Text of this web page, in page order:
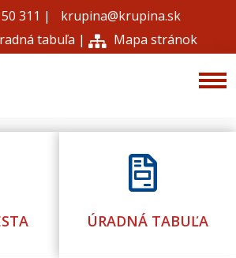
311 |
krupina@krupina.sk
tabuľa | Mapa stránok
ÚRADNÁ TABUĽA